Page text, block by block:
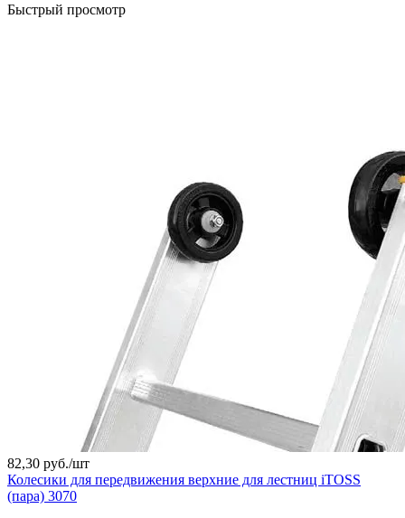
Быстрый просмотр
82,30 руб./шт
Колесики для передвижения верхние для лестниц iTOSS
(пара) 3070